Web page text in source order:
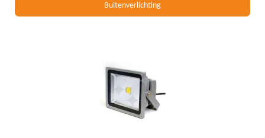
Buitenverlichting